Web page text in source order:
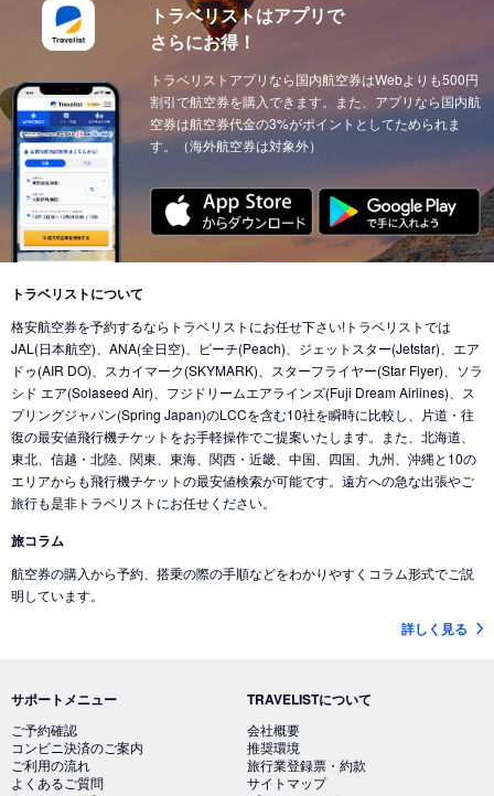
トラベリストはアプリで
さらにお得！
トラベリストアプリなら国内航空券はWebよりも500円
割引で航空券を購入できます。また、アプリなら国内航
空券は航空券代金の3%がポイントとしてためられま
す。（海外航空券は対象外）
トラベリストについて
格安航空券を予約するならトラベリストにお任せ下さい!トラベリストでは
JAL(日本航空)、ANA(全日空)、ピーチ(Peach)、ジェットスター(Jetstar)、エア
ドゥ(AIR DO)、スカイマーク(SKYMARK)、スターフライヤー(Star Flyer)、ソラ
シド エア(Solaseed Air)、フジドリームエアラインズ(Fuji Dream Airlines)、ス
プリングジャパン(Spring Japan)のLCCを含む10社を瞬時に比較し、片道・往
復の最安値飛行機チケットをお手軽操作でご提案いたします。また、北海道、
東北、信越・北陸、関東、東海、関西・近畿、中国、四国、九州、沖縄と10の
エリアからも飛行機チケットの最安値検索が可能です。遠方への急な出張やご
旅行も是非トラベリストにお任せください。
旅コラム
航空券の購入から予約、搭乗の際の手順などをわかりやすくコラム形式でご説
明しています。
詳しく見る
サポートメニュー
ご予約確認
コンビニ決済のご案内
ご利用の流れ
よくあるご質問
TRAVELISTについて
会社概要
推奨環境
旅行業登録票・約款
サイトマップ